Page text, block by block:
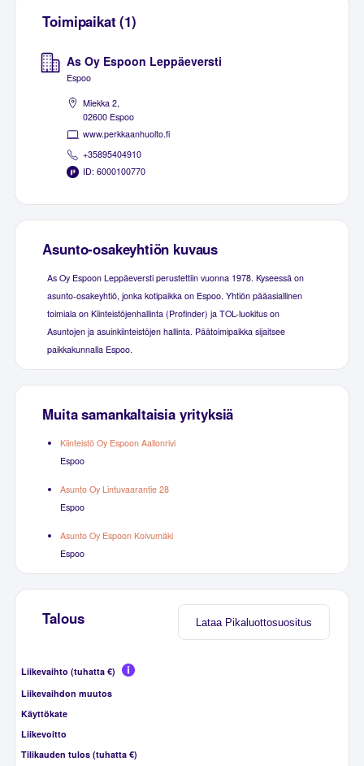
Toimipaikat (1)
As Oy Espoon Leppäeversti
Espoo
Miekka 2,
02600 Espoo
www.perkkaanhuolto.fi
+35895404910
ID: 6000100770
Asunto-osakeyhtiön kuvaus
As Oy Espoon Leppäeversti perustettiin vuonna 1978. Kyseessä on
asunto-osakeyhtiö, jonka kotipaikka on Espoo. Yhtiön pääasiallinen
toimiala on Kiinteistöjenhallinta (Profinder) ja TOL-luokitus on
Asuntojen ja asuinkiinteistöjen hallinta. Päätoimipaikka sijaitsee
paikkakunnalla Espoo.
Muita samankaltaisia yrityksiä
Kiinteistö Oy Espoon Aallonrivi
Espoo
Asunto Oy Lintuvaarantie 28
Espoo
Asunto Oy Espoon Koivumäki
Espoo
Lataa Pikaluottosuositus
Talous
Liikevaihto (tuhatta €)
Liikevaihdon muutos
Käyttökate
Liikevoitto
Tilikauden tulos (tuhatta €)